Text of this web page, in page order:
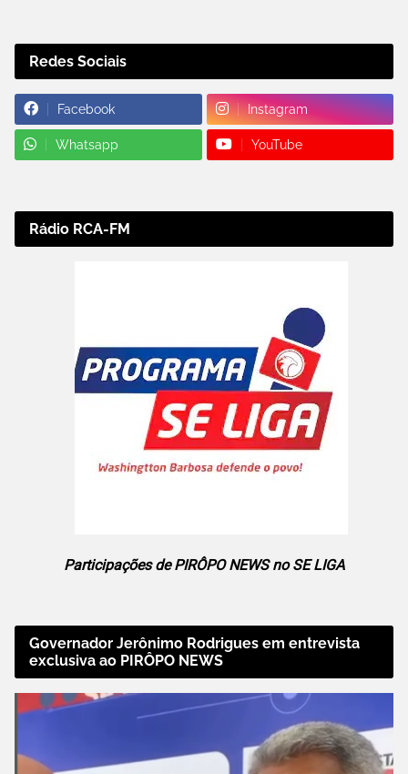
Redes Sociais
Facebook Instagram
Whatsapp YouTube
Rádio RCA-FM
Participações de PIRÔPO NEWS no SE LIGA
Governador Jerônimo Rodrigues em entrevista
exclusiva ao PIRÔPO NEWS